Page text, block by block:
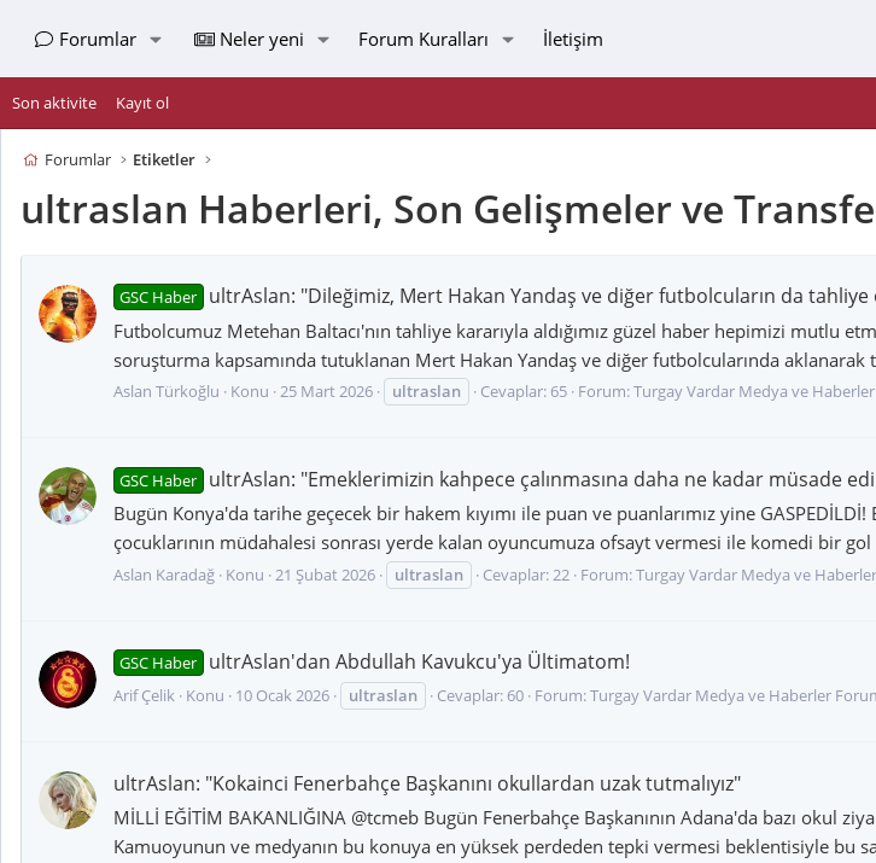
Forumlar Neler yeni Forum Kuralları İletişim
Son aktivite Kayıt ol
Forumlar Etiketler
ultraslan Haberleri, Son Gelişmeler ve
GSC Haber ultrAslan: "Dileğimiz, Mert Hakan Yandaş ve diğer futbolcuların da tahliye
Futbolcumuz Metehan Baltacı'nın tahliye kararıyla aldığımız güzel haber hepimizi mutlu
soruşturma kapsamında tutuklanan Mert Hakan Yandaş ve diğer futbolcularında aklanarak
Aslan Türkoğlu Konu 25 Mart 2026 ultraslan Cevaplar: 65 Forum:Turgay Vardar Medya ve
GSC Haber ultrAslan: "Emeklerimizin kahpece çalınmasına daha ne kadar müsade
Bugün Konya'da tarihe geçecek bir hakem kıyımı ile puan ve puanlarımız yine
çocuklarının müdahalesi sonrası yerde kalan oyuncumuza ofsayt vermesi ile komedi bir
Aslan Karadağ Konu 21 Şubat 2026 ultraslan Cevaplar: 22 Forum:Turgay Vardar Medya ve
GSC Haber ultrAslan'dan Abdullah Kavukcu'ya Ültimatom!
Arif Çelik Konu 10 Ocak 2026 ultraslan Cevaplar: 60 Forum:Turgay Vardar Medya ve Haberler
ultrAslan: "Kokainci Fenerbahçe Başkanını okullardan uzak tutmalıyız"
MİLLİ EĞİTİM BAKANLIĞINA @tcmeb Bugün Fenerbahçe Başkanının Adana'da bazı
Kamuoyunun ve medyanın bu konuya en yüksek perdeden tepki vermesi beklentisiyle bu